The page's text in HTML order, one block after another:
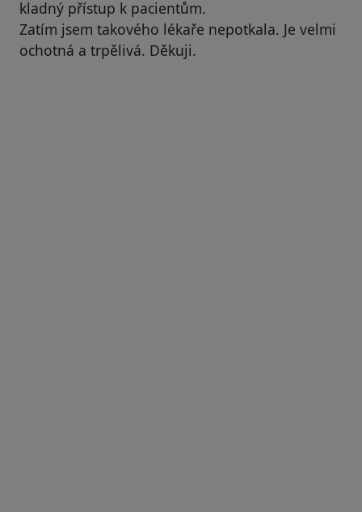
kladný přístup k pacientům.
Zatím jsem takového lékaře nepotkala. Je velmi
ochotná a trpělivá. Děkuji.